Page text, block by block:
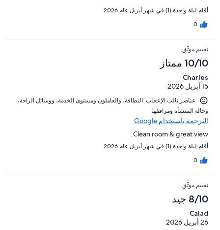
أقام ليلة واحدة (1) في شهر أبريل عام 2026
0
تقييم موثَّق
10/10 ممتاز
Charles
15 أبريل 2026
عناصر نالت الإعجاب: ⁦النظافة⁩، و⁦العاملون ومستوى الخدمة⁩، و⁦وسائل الراحة⁩،
و⁦حالة المنشأة ومرافقها⁩
الترجمة باستخدام Google
Clean room & great view.
أقام ليلة واحدة (1) في شهر أبريل عام 2026
0
تقييم موثَّق
8/10 جيد
Calad
26 أبريل 2026